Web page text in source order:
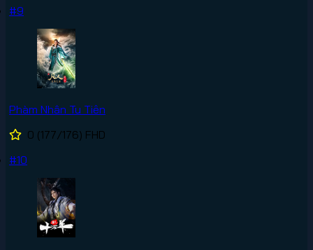
#9
Phàm Nhân Tu Tiên
0 (177/176) FHD
#10